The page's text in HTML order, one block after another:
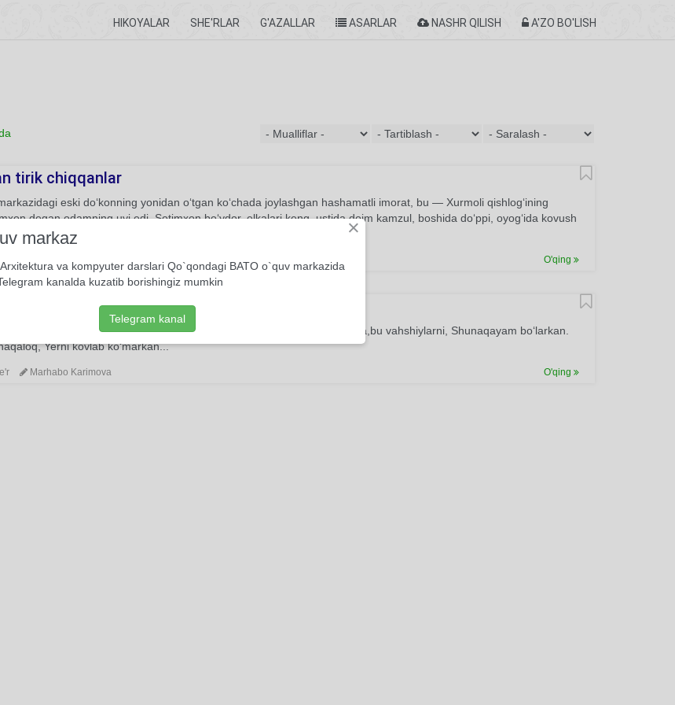
HIKOYALAR SHE'RLAR G'AZALLAR ASARLAR NASHR QILISH A'ZO BO'LISH
tirik chiqqanlar
eski do‘konning yonidan o‘tgan ko‘chada joylashgan hashamatli imorat, bu — Xurmoli qishlog‘ining
degan odamning uyi edi. Sotimxon bo‘ydor, elkalari keng, ustida doim kamzul, boshida do‘ppi, oyog‘ida kovush
to‘-yu marakalarida boshchilik qilardi.
Shavkat Odiljon O'qing
Gazeta o‘qib turib: -Arab bo'lib qolmapmiz, Yaxshiyam xudo urib. Qara,bu vahshiylarni, Shunaqayam bo‘larkan.
Yerni kovlab ko‘markan...
Marhabo Karimova O'qing
×
markaz
va kompyuter darslari Qo`qondagi BATO o`quv markazida
kanalda kuzatib borishingiz mumkin
Telegram kanal